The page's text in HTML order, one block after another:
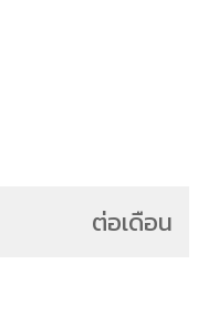
ต่อเดือน